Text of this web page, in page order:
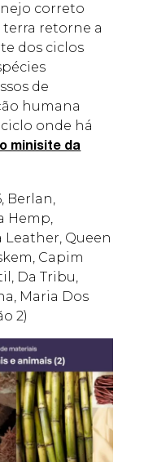
correto
retorne a
dos ciclos
de
humana
onde há
minisite da
Berlan,
Hemp,
Leather, Queen
Capim
Da Tribu,
Maria Dos
2)